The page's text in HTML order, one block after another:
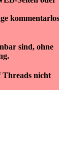
kommentarlos
sind, ohne
nicht